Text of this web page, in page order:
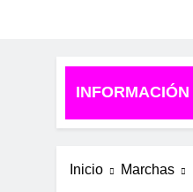
INFORMACIÓN
Inicio Marchas